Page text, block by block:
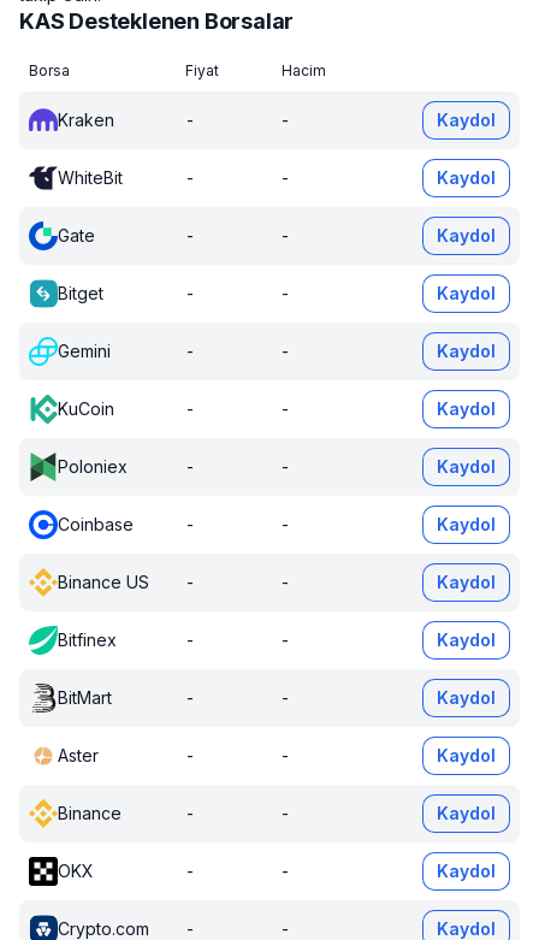
KAS Desteklenen Borsalar
Borsa Fiyat Hacim
Kraken - - Kaydol
WhiteBit - - Kaydol
Gate - - Kaydol
Bitget - - Kaydol
Gemini - - Kaydol
KuCoin - - Kaydol
Poloniex - - Kaydol
Coinbase - - Kaydol
Binance US - - Kaydol
Bitfinex - - Kaydol
BitMart - - Kaydol
Aster - - Kaydol
Binance - - Kaydol
OKX - - Kaydol
Crypto.com - - Kaydol